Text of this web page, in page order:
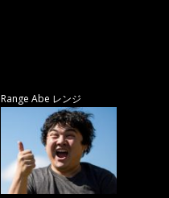
Range Abe レンジ